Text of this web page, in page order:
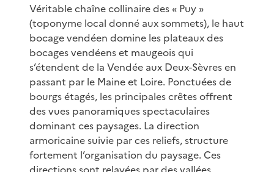
Véritable chaîne collinaire des « Puy »
(toponyme local donné aux sommets), le haut
bocage vendéen domine les plateaux des
bocages vendéens et maugeois qui
s’étendent de la Vendée aux Deux-Sèvres en
passant par le Maine et Loire. Ponctuées de
bourgs étagés, les principales crêtes offrent
des vues panoramiques spectaculaires
dominant ces paysages. La direction
armoricaine suivie par ces reliefs, structure
fortement l’organisation du paysage. Ces